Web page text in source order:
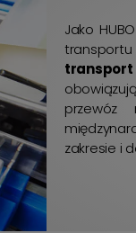
Jako
transport
zakresie i